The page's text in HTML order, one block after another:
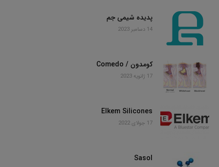
پدیده شیمی جم
14 دسامبر 2023
کومدون / Comedo
17 ژانویه 2023
Elkem Silicones
17 جولای 2022
Sasol